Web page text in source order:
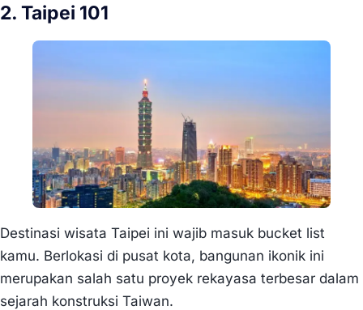
2. Taipei 101
Destinasi wisata Taipei ini wajib masuk bucket list
kamu. Berlokasi di pusat kota, bangunan ikonik ini
merupakan salah satu proyek rekayasa terbesar dalam
sejarah konstruksi Taiwan.